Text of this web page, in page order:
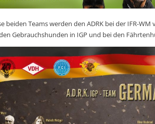
beiden Teams werden den ADRK bei der IFR-WM
Gebrauchshunden in IGP und bei den